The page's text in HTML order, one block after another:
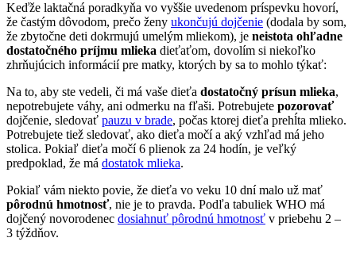
Keďže laktačná poradkyňa vo vyššie uvedenom príspevku hovorí,
že častým dôvodom, prečo ženy ukončujú dojčenie (dodala by som,
že zbytočne deti dokrmujú umelým mliekom), je neistota ohľadne
dostatočného príjmu mlieka dieťaťom, dovolím si niekoľko
zhrňujúcich informácií pre matky, ktorých by sa to mohlo týkať:
Na to, aby ste vedeli, či má vaše dieťa dostatočný prísun mlieka,
nepotrebujete váhy, ani odmerku na fľaši. Potrebujete pozorovať
dojčenie, sledovať pauzu v brade, počas ktorej dieťa prehĺta mlieko.
Potrebujete tiež sledovať, ako dieťa močí a aký vzhľad má jeho
stolica. Pokiaľ dieťa močí 6 plienok za 24 hodín, je veľký
predpoklad, že má dostatok mlieka.
Pokiaľ vám niekto povie, že dieťa vo veku 10 dní malo už mať
pôrodnú hmotnosť, nie je to pravda. Podľa tabuliek WHO má
dojčený novorodenec dosiahnuť pôrodnú hmotnosť v priebehu 2 –
3 týždňov.